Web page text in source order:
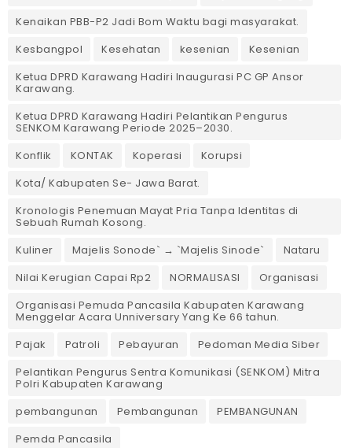
Kenaikan PBB-P2 Jadi Bom Waktu bagi masyarakat.
Kesbangpol
Kesehatan kesenian
Kesenian
Ketua DPRD Karawang Hadiri Inaugurasi PC GP Ansor
Karawang.
Ketua DPRD Karawang Hadiri Pelantikan Pengurus
SENKOM Karawang Periode 2025–2030. ‎
Konflik
KONTAK Koperasi
Korupsi
Kota/ Kabupaten Se- Jawa Barat.
Kronologis Penemuan Mayat Pria Tanpa Identitas di
Sebuah Rumah Kosong.
Kuliner
Majelis Sonode` → `Majelis Sinode`
Nataru
Nilai Kerugian Capai Rp2
NORMALISASI
Organisasi
Organisasi Pemuda Pancasila Kabupaten Karawang
Menggelar Acara Unniversary Yang Ke 66 tahun.
Pajak
Patroli Pebayuran
Pedoman Media Siber
Pelantikan Pengurus Sentra Komunikasi (SENKOM) Mitra
Polri Kabupaten Karawang
pembangunan
Pembangunan
PEMBANGUNAN
Pemda Pancasila